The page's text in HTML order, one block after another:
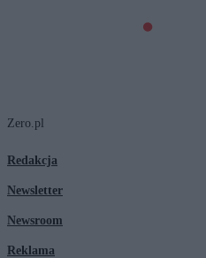
Zero.pl
Redakcja
Newsletter
Newsroom
Reklama